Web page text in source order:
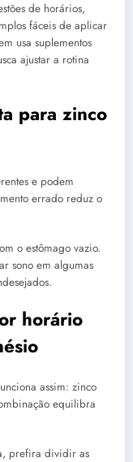
de horários,
fáceis de aplicar
usa suplementos
ajustar a rotina
para zinco
e podem
errado reduz o
o estômago vazio.
sono em algumas
horário
assim: zinco
equilibra
prefira dividir as